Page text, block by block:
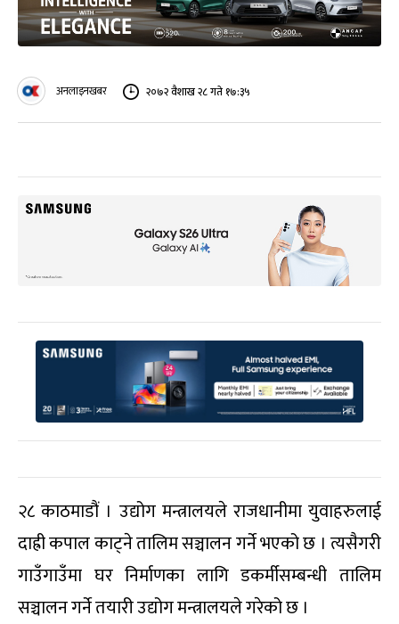
अनलाइनखबर २०७२ वैशाख २८ गते १७:३५
२८ काठमाडौं । उद्योग मन्त्रालयले राजधानीमा युवाहरुलाई
दाह्री कपाल काट्ने तालिम सञ्चालन गर्ने भएको छ । त्यसैगरी
गाउँगाउँमा घर निर्माणका लागि डकर्मीसम्बन्धी तालिम
सञ्चालन गर्ने तयारी उद्योग मन्त्रालयले गरेको छ ।